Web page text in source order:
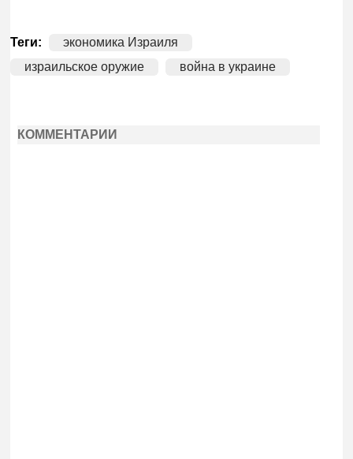
Теги:
экономика Израиля
израильское оружие
война в украине
КОММЕНТАРИИ